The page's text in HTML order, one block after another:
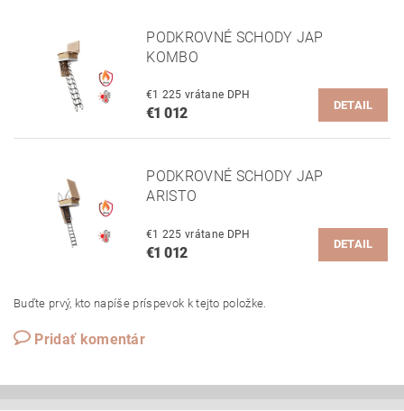
PODKROVNÉ SCHODY JAP
KOMBO
€1 225 vrátane DPH
€1 012 DETAIL
PODKROVNÉ SCHODY JAP
ARISTO
€1 225 vrátane DPH
€1 012 DETAIL
Buďte prvý, kto napíše príspevok k tejto položke.
Pridať komentár